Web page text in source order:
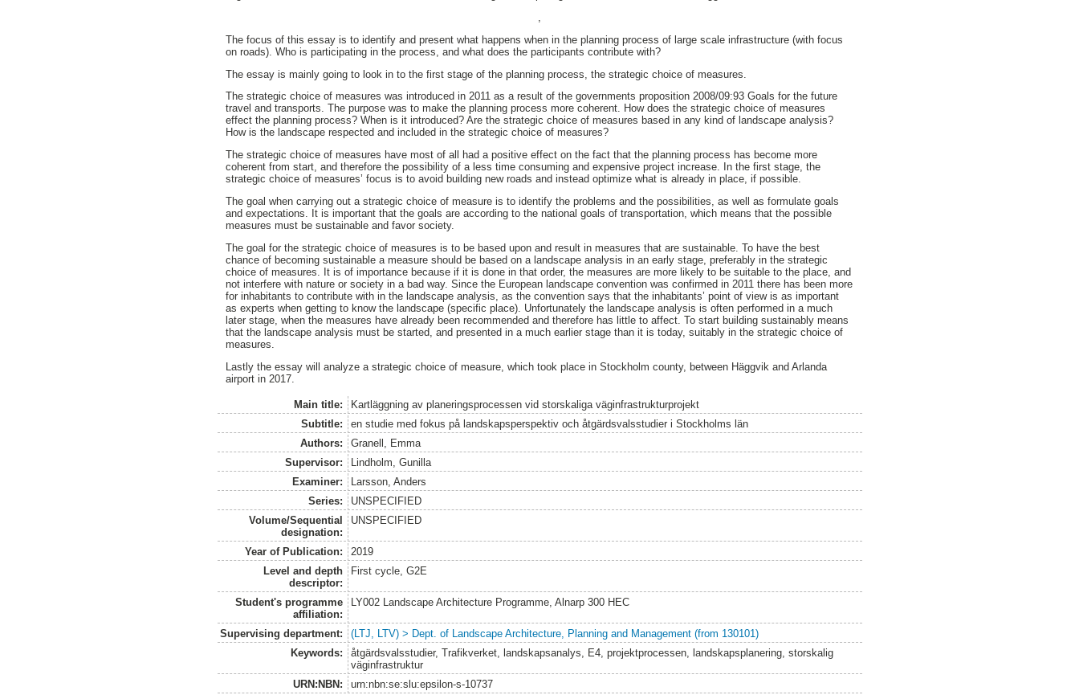
The focus of this essay is to identify and present what happens when in the planning process of large scale infrastructure (with focus
on roads). Who is participating in the process, and what does the participants contribute with?
The essay is mainly going to look in to the first stage of the planning process, the strategic choice of measures.
The strategic choice of measures was introduced in 2011 as a result of the governments proposition 2008/09:93 Goals for the future
travel and transports. The purpose was to make the planning process more coherent. How does the strategic choice of measures
effect the planning process? When is it introduced? Are the strategic choice of measures based in any kind of landscape analysis?
How is the landscape respected and included in the strategic choice of measures?
The strategic choice of measures have most of all had a positive effect on the fact that the planning process has become more
coherent from start, and therefore the possibility of a less time consuming and expensive project increase. In the first stage, the
strategic choice of measures’ focus is to avoid building new roads and instead optimize what is already in place, if possible.
The goal when carrying out a strategic choice of measure is to identify the problems and the possibilities, as well as formulate goals
and expectations. It is important that the goals are according to the national goals of transportation, which means that the possible
measures must be sustainable and favor society.
The goal for the strategic choice of measures is to be based upon and result in measures that are sustainable. To have the best
chance of becoming sustainable a measure should be based on a landscape analysis in an early stage, preferably in the strategic
choice of measures. It is of importance because if it is done in that order, the measures are more likely to be suitable to the place, and
not interfere with nature or society in a bad way. Since the European landscape convention was confirmed in 2011 there has been more
for inhabitants to contribute with in the landscape analysis, as the convention says that the inhabitants’ point of view is as important
as experts when getting to know the landscape (specific place). Unfortunately the landscape analysis is often performed in a much
later stage, when the measures have already been recommended and therefore has little to affect. To start building sustainably means
that the landscape analysis must be started, and presented in a much earlier stage than it is today, suitably in the strategic choice of
measures.
Lastly the essay will analyze a strategic choice of measure, which took place in Stockholm county, between Häggvik and Arlanda
airport in 2017.
Main title:
Kartläggning av planeringsprocessen vid storskaliga väginfrastrukturprojekt
Subtitle:
en studie med fokus på landskapsperspektiv och åtgärdsvalsstudier i Stockholms län
Authors:
Granell, Emma
Supervisor:
Lindholm, Gunilla
Examiner:
Larsson, Anders
Series:
UNSPECIFIED
Volume/Sequential
designation:
UNSPECIFIED
Year of Publication:
2019
Level and depth
descriptor:
First cycle, G2E
Student's programme
affiliation:
LY002 Landscape Architecture Programme, Alnarp 300 HEC
Supervising department:
(LTJ, LTV) > Dept. of Landscape Architecture, Planning and Management (from 130101)
Keywords:
åtgärdsvalsstudier, Trafikverket, landskapsanalys, E4, projektprocessen, landskapsplanering, storskalig
väginfrastruktur
URN:NBN:
urn:nbn:se:slu:epsilon-s-10737